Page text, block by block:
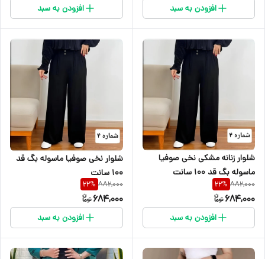
افزودن به سبد افزودن به سبد
شلوار زنانه مشکی نخی صوفیا
ماسوله بگ قد ۱۰۰ سانت
882,000
22%
684,000
افزودن به سبد
شلوار نخی صوفیا ماسوله بگ قد
۱۰۰ سانت
882,000
22%
684,000
افزودن به سبد